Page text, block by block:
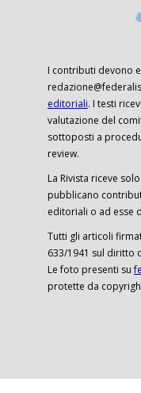
I contributi devono
editoriali. I testi
valutazione del
sottoposti a
review.
La Rivista riceve
pubblicano
editoriali o ad esse
Tutti gli articoli
633/1941 sul diritto
Le foto presenti su
protette da